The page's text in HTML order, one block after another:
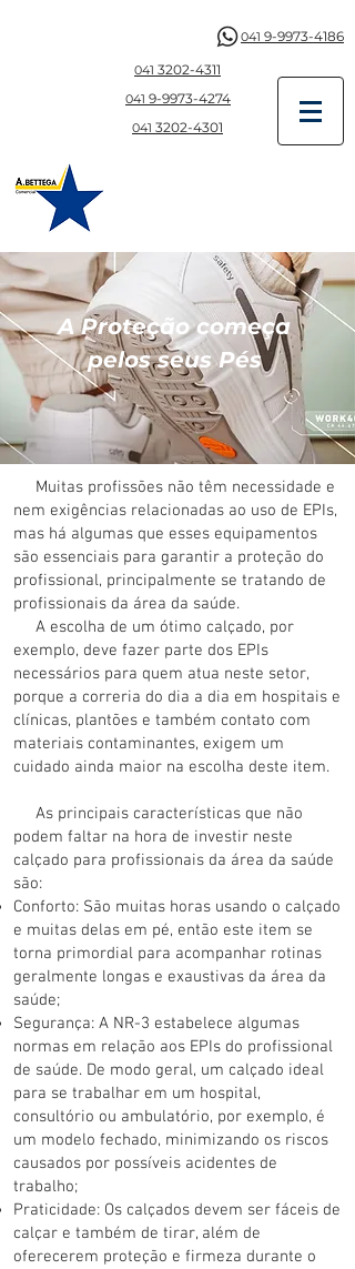
041 9-9973-4186
041 3202-4311
041 9-9973-4274
041 3202-4301
A Proteção começa
pelos seus Pés
Muitas profissões não têm necessidade e
nem exigências relacionadas ao uso de EPIs,
mas há algumas que esses equipamentos
são essenciais para garantir a proteção do
profissional, principalmente se tratando de
profissionais da área da saúde.
A escolha de um ótimo calçado, por
exemplo, deve fazer parte dos EPIs
necessários para quem atua neste setor,
porque a correria do dia a dia em hospitais e
clínicas, plantões e também contato com
materiais contaminantes, exigem um
cuidado ainda maior na escolha deste item.
As principais características que não
podem faltar na hora de investir neste
calçado para profissionais da área da saúde
são:
Conforto: São muitas horas usando o calçado
e muitas delas em pé, então este item se
torna primordial para acompanhar rotinas
geralmente longas e exaustivas da área da
saúde;
Segurança: A NR-3 estabelece algumas
normas em relação aos EPIs do profissional
de saúde. De modo geral, um calçado ideal
para se trabalhar em um hospital,
consultório ou ambulatório, por exemplo, é
um modelo fechado, minimizando os riscos
causados por possíveis acidentes de
trabalho;
Praticidade: Os calçados devem ser fáceis de
calçar e também de tirar, além de
oferecerem proteção e firmeza durante o